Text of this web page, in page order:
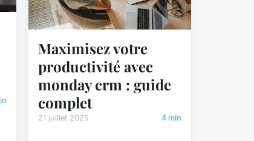
Maximisez votre
productivité avec
monday crm : guide
complet
21 juillet 2025 4 min